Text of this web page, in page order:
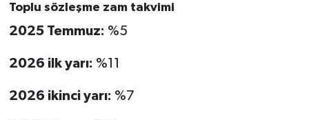
Toplu sözleşme zam takvimi
2025 Temmuz: %5
2026 ilk yarı: %11
2026 ikinci yarı: %7